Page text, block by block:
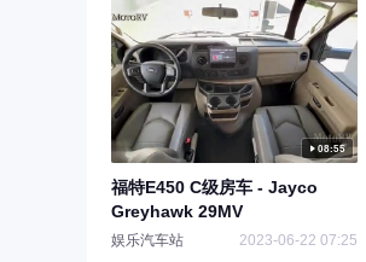
08:55
福特E450 C级房车 - Jayco
Greyhawk 29MV
娱乐汽车站 2023-06-22 07:25